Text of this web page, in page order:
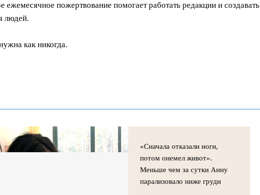
пожертвование помогает работать редакции и создавать
людей.
как никогда.
«Сначала отказали ноги,
потом онемел живот».
Меньше чем за сутки Анну
парализовало ниже груди